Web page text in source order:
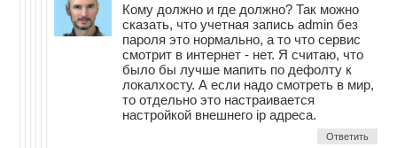
Кому должно и где должно? Так можно
сказать, что учетная запись admin без
пароля это нормально, а то что сервис
смотрит в интернет - нет. Я считаю, что
было бы лучше мапить по дефолту к
локалхосту. А если надо смотреть в мир,
то отдельно это настраивается
настройкой внешнего ip адреса.
Ответить